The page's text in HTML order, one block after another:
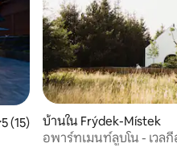
แนนเฉลี่ย 5 จาก 5, 15 รีวิว
5 (15)
บ้านใน Frýdek-Místek
อพาร์ทเมนท์ลูบโน - เวล